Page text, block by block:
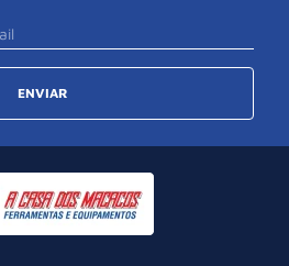
ENVIAR